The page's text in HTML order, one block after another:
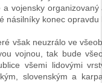
vojensky
násilníky konec
však neuzrálo ve
vojnou, tak bude
všemi lidovými
slovenským a